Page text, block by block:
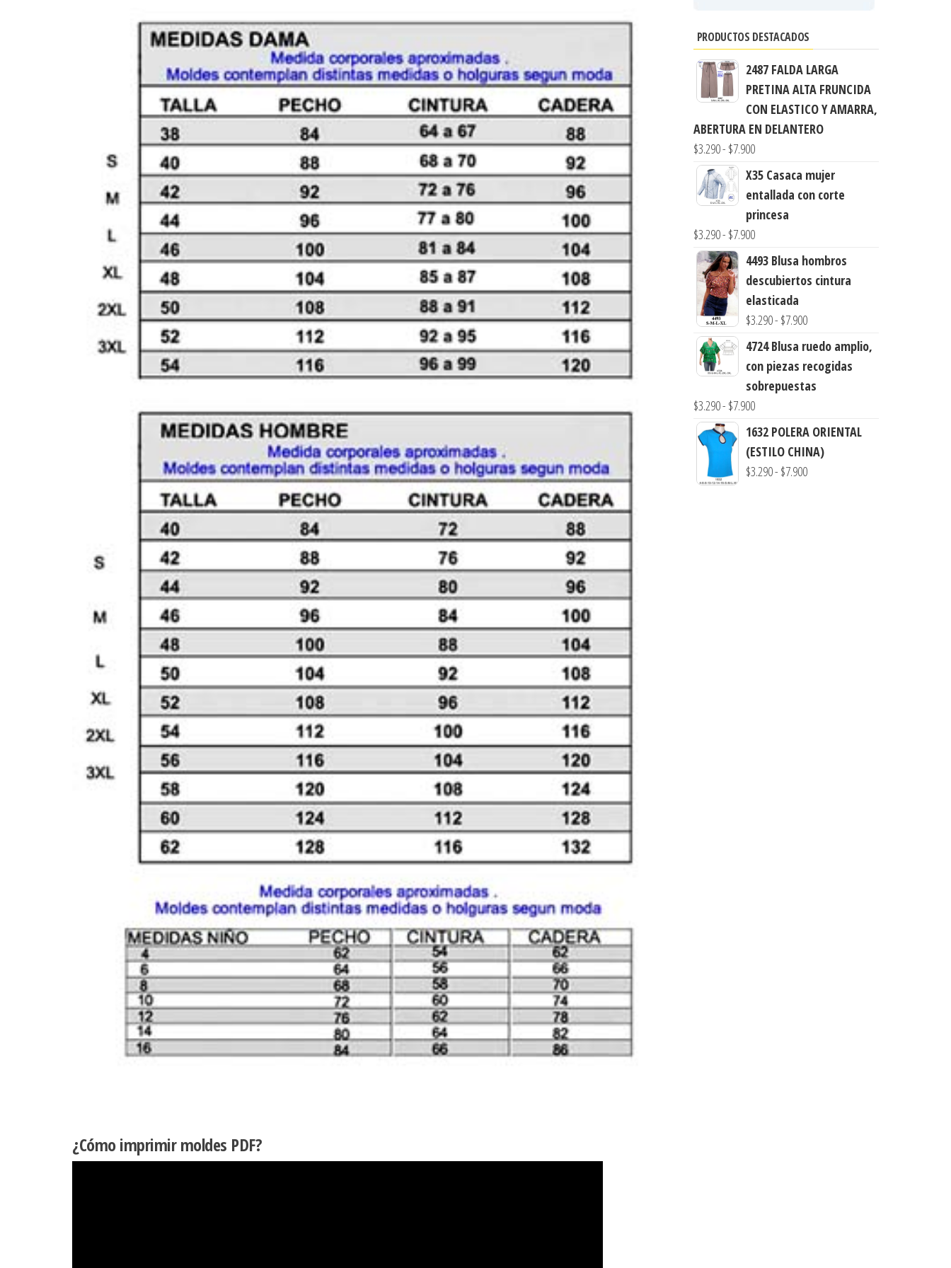
3/4)
cantidad
¿Cómo imprimir moldes PDF?
PRODUCTOS DESTACADOS
2487 FALDA LARGA
PRETINA ALTA FRUNCIDA
CON ELASTICO Y AMARRA,
ABERTURA EN DELANTERO
$3.290- $7.900Rango
de
precios:
desde
$3.290
$7.900
X35 Casaca mujer
entallada con corte
princesa
$3.290- $7.900Rango
de
precios:
desde
$3.290
$7.900
4493 Blusa hombros
descubiertos cintura
elasticada
$3.290- $7.900Rango
precios:
desde
$7.900
4724 Blusa ruedo amplio,
con piezas recogidas
sobrepuestas
$3.290- $7.900Rango
de
precios:
desde
1632 POLERA ORIENTAL
(ESTILO CHINA)
$3.290- $7.900Rango